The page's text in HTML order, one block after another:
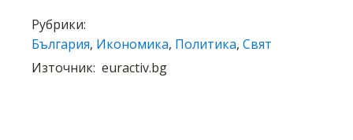
Рубрики:
България, Икономика, Политика, Свят
Източник: euractiv.bg